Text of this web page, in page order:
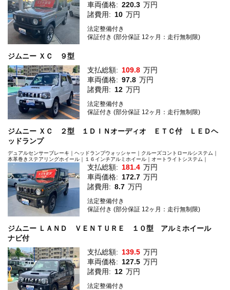
車両価格: 220.3 万円
諸費用: 10 万円
法定整備付き
保証付き (部分保証 12ヶ月：走行無制限)
ジムニー ＸＣ ９型
支払総額: 109.8 万円
車両価格: 97.8 万円
諸費用: 12 万円
法定整備付き
保証付き (部分保証 12ヶ月：走行無制限)
ジムニー ＸＣ ２型 １ＤＩＮオーディオ ＥＴＣ付 ＬＥＤヘ
ッドランプ
デュアルセンサーブレーキ｜ヘッドランプウォッシャー｜クルーズコントロールシステム｜
本革巻きステアリングホイール｜１６インチアルミホイール｜オートライトシステム｜
支払総額: 181.4 万円
車両価格: 172.7 万円
諸費用: 8.7 万円
法定整備付き
保証付き (部分保証 12ヶ月：走行無制限)
ジムニー ＬＡＮＤ ＶＥＮＴＵＲＥ １０型 アルミホイール
ナビ付
支払総額: 139.5 万円
車両価格: 127.5 万円
諸費用: 12 万円
法定整備付き